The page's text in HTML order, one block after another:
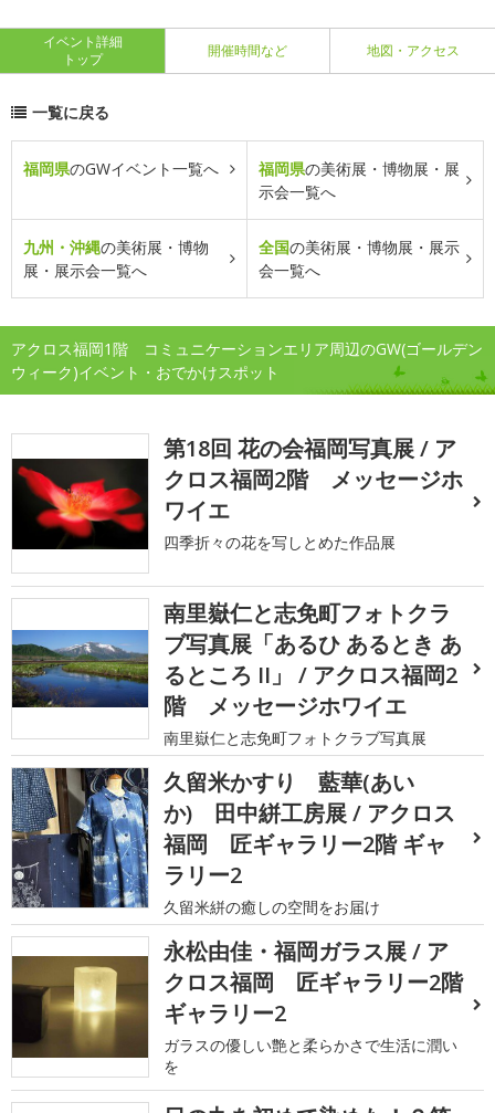
イベント詳細
トップ
開催時間など 地図・アクセス
一覧に戻る
福岡県のGWイベント一覧へ 福岡県の美術展・博物展・展
示会一覧へ
九州・沖縄の美術展・博物
展・展示会一覧へ
全国の美術展・博物展・展示
会一覧へ
アクロス福岡1階 コミュニケーションエリア周辺のGW(ゴールデン
ウィーク)イベント・おでかけスポット
第18回 花の会福岡写真展 / ア
クロス福岡2階 メッセージホ
ワイエ
四季折々の花を写しとめた作品展
南里嶽仁と志免町フォトクラ
ブ写真展「あるひ あるとき あ
るところ II」 / アクロス福岡2
階 メッセージホワイエ
南里嶽仁と志免町フォトクラブ写真展
久留米かすり 藍華(あい
か) 田中絣工房展 / アクロス
福岡 匠ギャラリー2階 ギャ
ラリー2
久留米絣の癒しの空間をお届け
永松由佳・福岡ガラス展 / ア
クロス福岡 匠ギャラリー2階
ギャラリー2
ガラスの優しい艶と柔らかさで生活に潤い
を